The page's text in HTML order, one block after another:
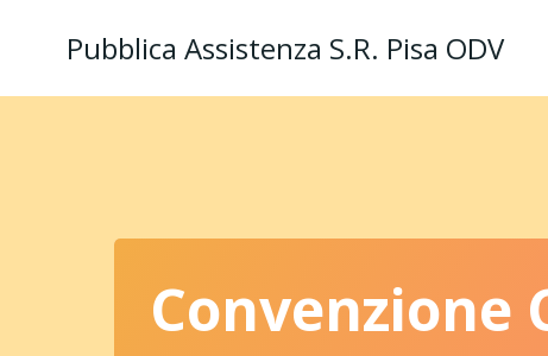
Pubblica Assistenza S.R. Pisa ODV
Convenzione